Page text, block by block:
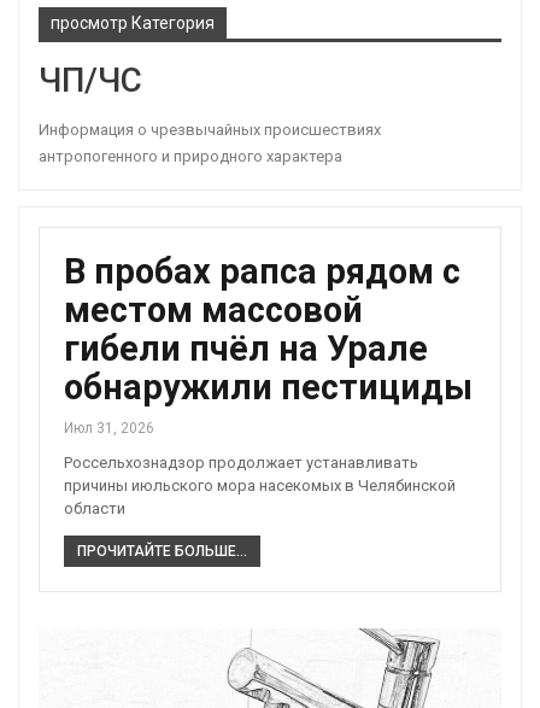
просмотр Категория
ЧП/ЧС
Информация о чрезвычайных происшествиях
антропогенного и природного характера
В пробах рапса рядом с
местом массовой
гибели пчёл на Урале
обнаружили пестициды
Июл 31, 2026
Россельхознадзор продолжает устанавливать
причины июльского мора насекомых в Челябинской
области
ПРОЧИТАЙТЕ БОЛЬШЕ...